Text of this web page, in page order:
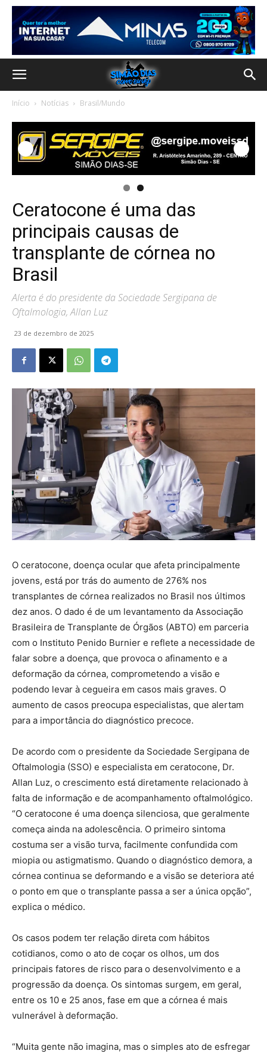
Início Notícias Brasil/Mundo
Ceratocone é uma das
principais causas de
transplante de córnea no
Brasil
Alerta é do presidente da Sociedade Sergipana de
Oftalmologia, Allan Luz
23 de dezembro de 2025
O ceratocone, doença ocular que afeta principalmente
jovens, está por trás do aumento de 276% nos
transplantes de córnea realizados no Brasil nos últimos
dez anos. O dado é de um levantamento da Associação
Brasileira de Transplante de Órgãos (ABTO) em parceria
com o Instituto Penido Burnier e reflete a necessidade de
falar sobre a doença, que provoca o afinamento e a
deformação da córnea, comprometendo a visão e
podendo levar à cegueira em casos mais graves. O
aumento de casos preocupa especialistas, que alertam
para a importância do diagnóstico precoce.
De acordo com o presidente da Sociedade Sergipana de
Oftalmologia (SSO) e especialista em ceratocone, Dr.
Allan Luz, o crescimento está diretamente relacionado à
falta de informação e de acompanhamento oftalmológico.
“O ceratocone é uma doença silenciosa, que geralmente
começa ainda na adolescência. O primeiro sintoma
costuma ser a visão turva, facilmente confundida com
miopia ou astigmatismo. Quando o diagnóstico demora, a
córnea continua se deformando e a visão se deteriora até
o ponto em que o transplante passa a ser a única opção”,
explica o médico.
Os casos podem ter relação direta com hábitos
cotidianos, como o ato de coçar os olhos, um dos
principais fatores de risco para o desenvolvimento e a
progressão da doença. Os sintomas surgem, em geral,
entre os 10 e 25 anos, fase em que a córnea é mais
vulnerável à deformação.
“Muita gente não imagina, mas o simples ato de esfregar